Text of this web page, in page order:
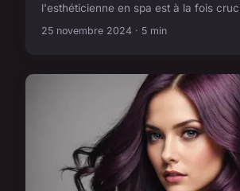
l'esthéticienne en spa est à la fois
25 novembre 2024 · 5 min